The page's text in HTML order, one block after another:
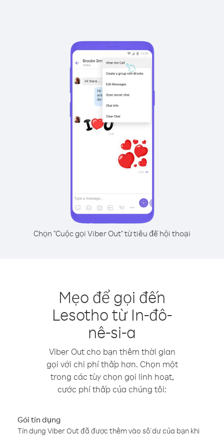
Chọn "Cuộc gọi Viber Out" từ tiêu đề hội thoại
Mẹo để gọi đến
Lesotho từ In-đô-
nê-si-a
Viber Out cho bạn thêm thời gian
gọi với chi phí thấp hơn. Chọn một
trong các tùy chọn gọi linh hoạt,
cước phí thấp của chúng tôi:
Gói tín dụng
Tín dụng Viber Out đã được thêm vào số dư của bạn khi